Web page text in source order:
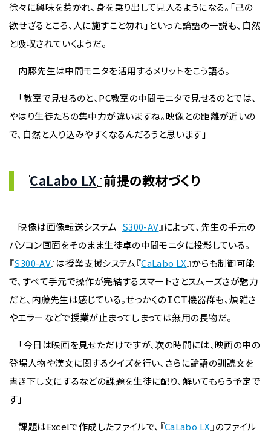
徐々に興味を惹かれ、身を乗り出して見入るようになる。「己の
欲せざるところ、人に施すこと勿れ」といった論語の一説も、自然
と吸収されていくようだ。
内藤先生は中間モニタを活用するメリットをこう語る。
「教室で見せるのと、PC教室の中間モニタで見せるのとでは、
やはり生徒たちの集中力が違いますね。映像との距離が近いの
で、自然と入り込みやすくなるんだろうと思います」
『CaLabo LX』前提の教材づくり
映像は画像転送システム『S300-AV』によって、先生の手元の
パソコン画面をそのまま生徒卓の中間モニタに投影している。
『S300-AV』は授業支援システム『CaLabo LX』からも制御可能
で、すべて手元で操作が完結するスマートさとスムーズさが魅力
だと、内藤先生は感じている。せっかくのＩＣＴ機器群も、煩雑さ
やエラーなどで授業が止まってしまっては無用の長物だ。
「今日は映画を見せただけですが、次の時間には、映画の中の
登場人物や漢文に関するクイズを行い、さらに論語の訓読文を
書き下し文にするなどの課題を生徒に配り、解いてもらう予定で
す」
課題はExcelで作成したファイルで、『CaLabo LX』のファイル